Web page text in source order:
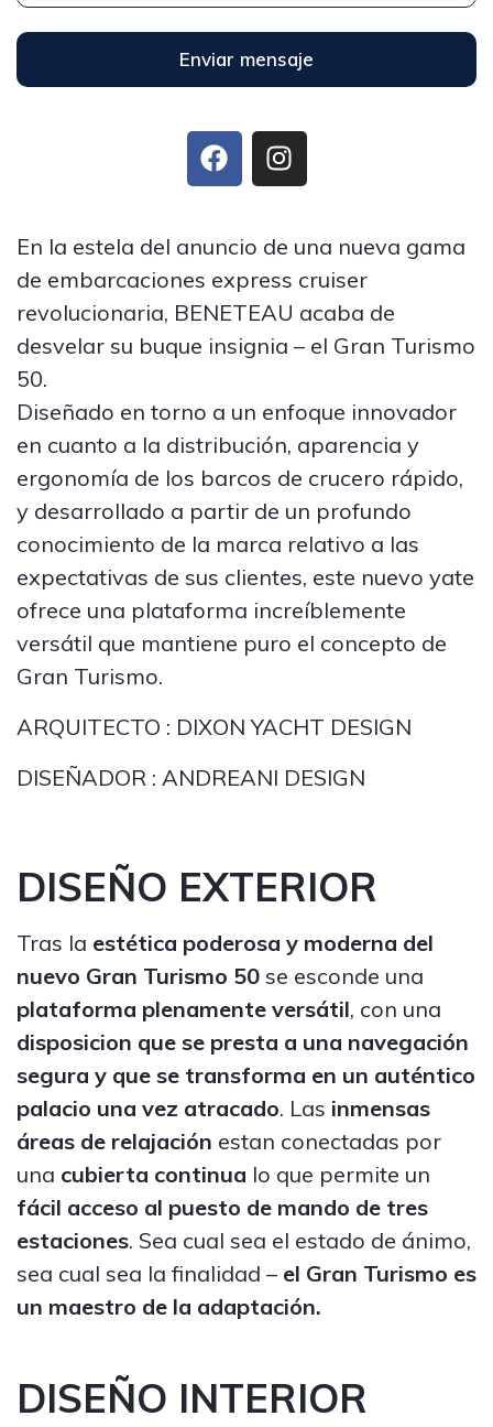
Enviar mensaje
En la estela del anuncio de una nueva gama
de embarcaciones express cruiser
revolucionaria, BENETEAU acaba de
desvelar su buque insignia – el Gran Turismo
50.
Diseñado en torno a un enfoque innovador
en cuanto a la distribución, aparencia y
ergonomía de los barcos de crucero rápido,
y desarrollado a partir de un profundo
conocimiento de la marca relativo a las
expectativas de sus clientes, este nuevo yate
ofrece una plataforma increíblemente
versátil que mantiene puro el concepto de
Gran Turismo.
ARQUITECTO : DIXON YACHT DESIGN
DISEÑADOR : ANDREANI DESIGN
DISEÑO EXTERIOR
Tras la estética poderosa y moderna del
nuevo Gran Turismo 50 se esconde una
plataforma plenamente versátil, con una
disposicion que se presta a una navegación
segura y que se transforma en un auténtico
palacio una vez atracado. Las inmensas
áreas de relajación estan conectadas por
una cubierta continua lo que permite un
fácil acceso al puesto de mando de tres
estaciones. Sea cual sea el estado de ánimo,
sea cual sea la finalidad – el Gran Turismo es
un maestro de la adaptación.
DISEÑO INTERIOR